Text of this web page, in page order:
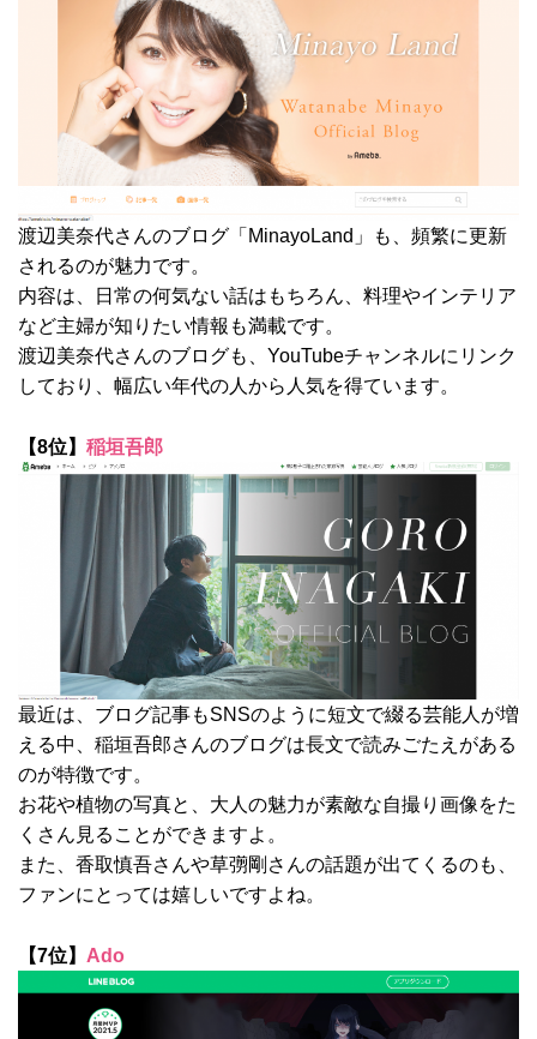
渡辺美奈代さんのブログ「MinayoLand」も、頻繁に更新
されるのが魅力です。
内容は、日常の何気ない話はもちろん、料理やインテリア
など主婦が知りたい情報も満載です。
渡辺美奈代さんのブログも、YouTubeチャンネルにリンク
しており、幅広い年代の人から人気を得ています。
【8位】 稲垣吾郎
最近は、ブログ記事もSNSのように短文で綴る芸能人が増
える中、稲垣吾郎さんのブログは長文で読みごたえがある
のが特徴です。
お花や植物の写真と、大人の魅力が素敵な自撮り画像をた
くさん見ることができますよ。
また、香取慎吾さんや草彅剛さんの話題が出てくるのも、
ファンにとっては嬉しいですよね。
【7位】 Ado